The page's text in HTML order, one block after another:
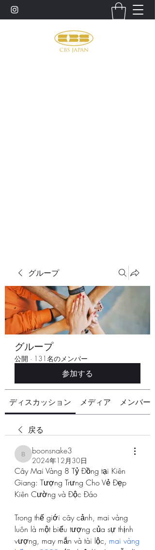
グループ
グループ
公開 · 131名のメンバー
参加する
ディスカッション メディア メンバー
戻る
boonsnake3
boonsnake3
2024年12月30日
Cây Mai Vàng 8 Tỷ Đồng tại Kiên
Giang: Tượng Trưng Cho Vẻ Đẹp
Kiên Cường và Độc Đáo
Trong thế giới cây cảnh, mai vàng
luôn là một biểu tượng của sự thịnh
vượng, may mắn và tài lộc, mai vàng